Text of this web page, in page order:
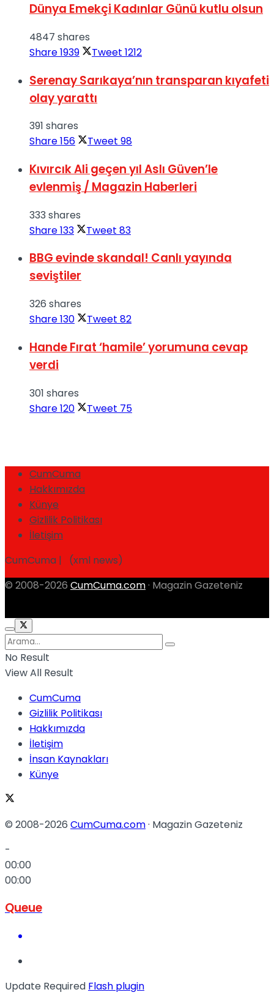
Dünya Emekçi Kadınlar Günü kutlu olsun
4847 shares
Share1939 Tweet 1212
Serenay Sarıkaya’nın transparan kıyafeti
olay yarattı
391 shares
Share156 Tweet 98
Kıvırcık Ali geçen yıl Aslı Güven’le
evlenmiş / Magazin Haberleri
333 shares
Share133 Tweet 83
BBG evinde skandal! Canlı yayında
seviştiler
326 shares
Share130 Tweet 82
Hande Fırat ‘hamile’ yorumuna cevap
verdi
301 shares
Share120 Tweet 75
CumCuma
Hakkımızda
Künye
Gizlilik Politikası
İletişim
CumCuma | (xml news)
© 2008-2026 CumCuma.com · Magazin Gazeteniz
No Result
View All Result
CumCuma
Gizlilik Politikası
Hakkımızda
İletişim
İnsan Kaynakları
Künye
© 2008-2026 CumCuma.com· Magazin Gazeteniz
-
00:00
00:00
Queue
Update Required Flash plugin